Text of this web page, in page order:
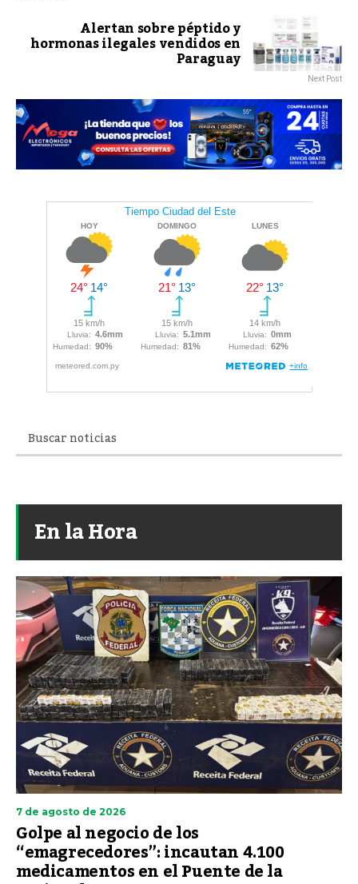
Alertan sobre péptido y
hormonas ilegales vendidos en
Paraguay
Next Post
En la Hora
7 de agosto de 2026
Golpe al negocio de los
“emagrecedores”: incautan 4.100
medicamentos en el Puente de la